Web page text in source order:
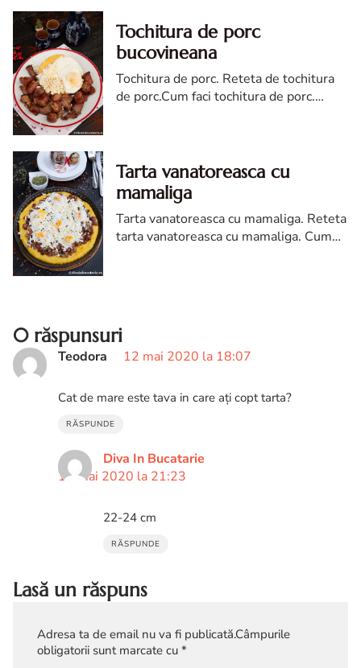
Tochitura de porc
bucovineana
Tochitura de porc. Reteta de tochitura
de porc.Cum faci tochitura de porc.
Tarta vanatoreasca cu
mamaliga
Tarta vanatoreasca cu mamaliga. Reteta
tarta vanatoreasca cu mamaliga. Cum
0 răspunsuri
Teodora 12 mai 2020 la 18:07
Cat de mare este tava in care ați copt tarta?
RĂSPUNDE
Diva In Bucatarie
12 mai 2020 la 21:23
22-24 cm
RĂSPUNDE
Lasă un răspuns
Adresa ta de email nu va fi publicată.Câmpurile
obligatorii sunt marcate cu *